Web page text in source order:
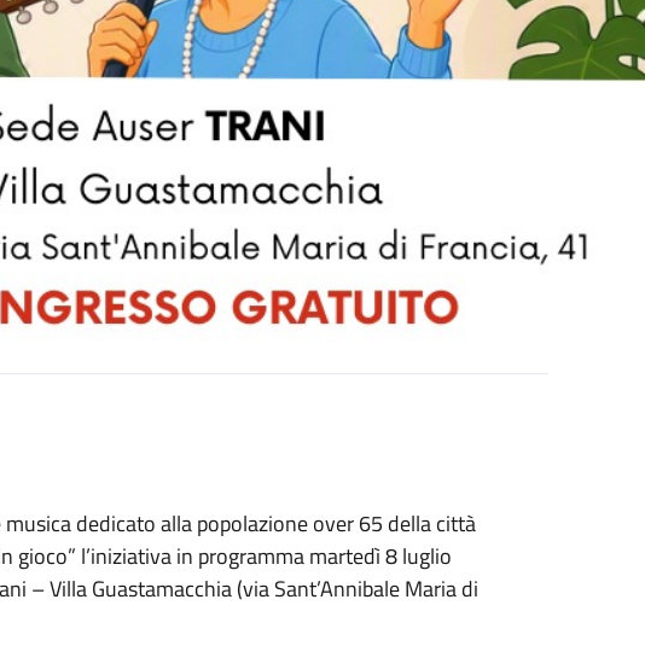
dedicato alla popolazione over 65 della città
gioco” l’iniziativa in programma martedì 8 luglio
– Villa Guastamacchia (via Sant’Annibale Maria di